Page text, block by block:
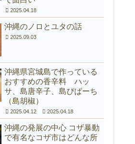
2025.04.18
沖縄のノロとユタの話
2025.09.03
沖縄県宮城島で作っている
おすすめの香辛料 ハッ
サ、島唐辛子、島ぴぱーち
（島胡椒）
2025.04.12 2025.04.18
沖縄の発展の中心 コザ暴動
で有名なコザ市はどんな所